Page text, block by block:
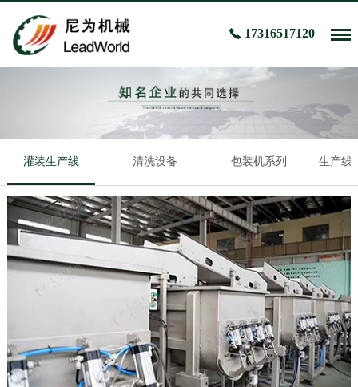
17316517120
灌装生产线 清洗设备 包装机系列 生产线